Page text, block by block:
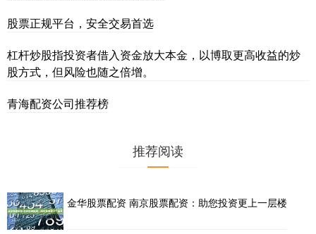
股票正规平台，安全交易首选
杠杆炒股指投资者借入资金放大本金，以博取更高收益的炒
股方式，但风险也随之倍增。
青海配资公司推荐榜
推荐阅读
金华股票配资 南京股票配资：助您投资更上一层楼